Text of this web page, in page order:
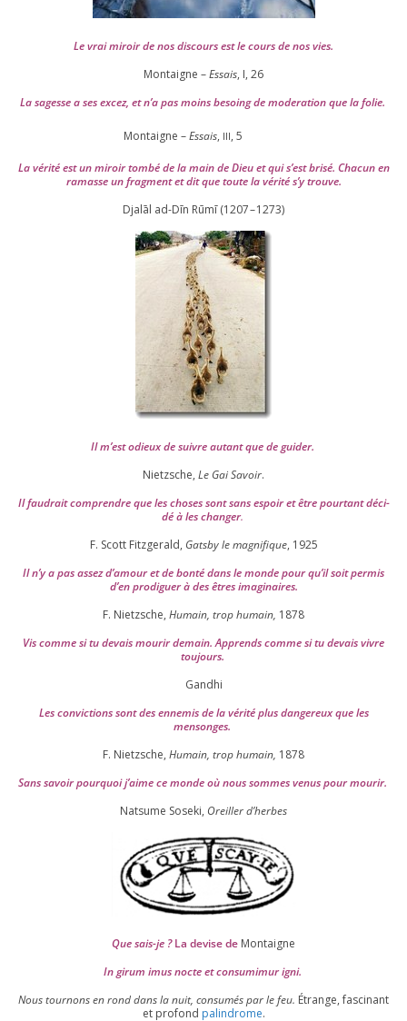
Le vrai miroir de nos dis­cours est le cours de nos vies.
Montaigne –Essais, I, 26
La sagesse a ses excez, et n’a pas moins besoing de mode­ra­tion que la folie.
Montaigne –Essais, III, 5
La véri­té est un miroir tom­bé de la main de Dieu et qui s’est bri­sé. Chacun en
ramasse un frag­ment et dit que toute la véri­té s’y trouve.
Djalāl ad-Dīn Rūmī (1207–1273)
Il m’est odieux de suivre autant que de gui­der.
Nietzsche, Le Gai Savoir.
Il fau­drait com­prendre que les choses sont sans espoir et être pour­tant déci­
dé à les chan­ger.
F. Scott Fitzgerald, Gatsby le magni­fique, 1925
Il n’y a pas assez d’a­mour et de bon­té dans le monde pour qu’il soit per­mis
d’en pro­di­guer à des êtres imaginaires.
F. Nietzsche, Humain, trop humain, 1878
Vis comme si tu devais mou­rir demain. Apprends comme si tu devais vivre
toujours.
Gandhi
Les convic­tions sont des enne­mis de la véri­té plus dan­ge­reux que les
mensonges.
F. Nietzsche, Humain, trop humain, 1878
Sans savoir pour­quoi j’aime ce monde où nous sommes venus pour mourir.
Natsume Soseki, Oreiller d’herbes
Que sais-je ?La devise de Montaigne
In girum imus nocte et consu­mi­mur igni.
Nous tour­nons en rond dans la nuit, consu­més par le feu. Étrange, fas­ci­nant
et pro­fond palin­drome.